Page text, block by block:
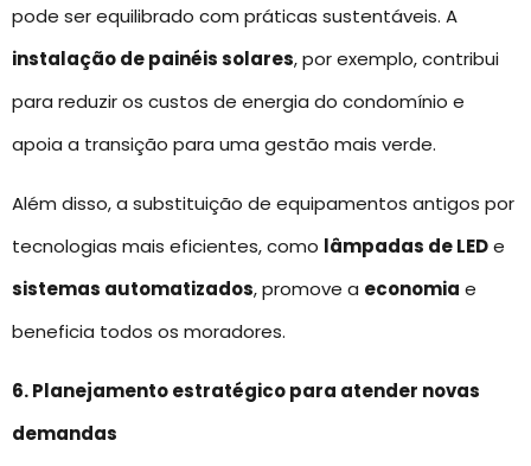
pode ser equilibrado com práticas sustentáveis. A
instalação de painéis solares, por exemplo, contribui
para reduzir os custos de energia do condomínio e
apoia a transição para uma gestão mais verde.
Além disso, a substituição de equipamentos antigos por
tecnologias mais eficientes, como lâmpadas de LEDe
sistemas automatizados, promove a economia e
beneficia todos os moradores.
6. Planejamento estratégico para atender novas
demandas